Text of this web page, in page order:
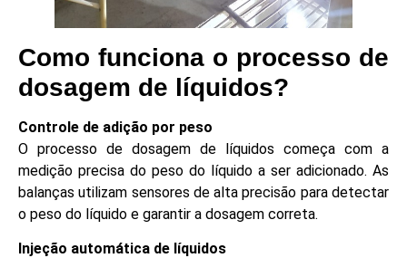
Como funciona o processo de
dosagem de líquidos?
Controle de adição por peso
O processo de dosagem de líquidos começa com a
medição precisa do peso do líquido a ser adicionado. As
balanças utilizam sensores de alta precisão para detectar
o peso do líquido e garantir a dosagem correta.
Injeção automática de líquidos